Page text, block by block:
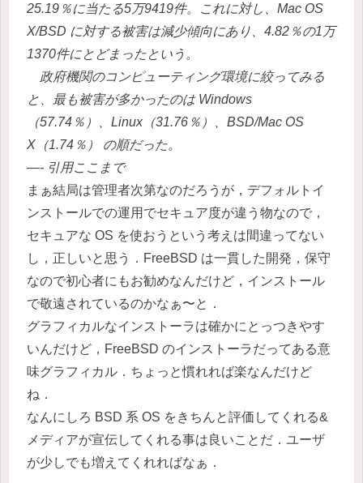
25.19％に当たる5万9419件。これに対し、Mac OS
X/BSD に対する被害は減少傾向にあり、4.82％の1万
1370件にとどまったという。
政府機関のコンピューティング環境に絞ってみる
と、最も被害が多かったのは Windows
（57.74％）、Linux（31.76％）、BSD/Mac OS
X（1.74％） の順だった。
—- 引用ここまで
まぁ結局は管理者次第なのだろうが，デフォルトイ
ンストールでの運用でセキュア度が違う物なので，
セキュアな OS を使おうという考えは間違ってない
し，正しいと思う．FreeBSD は一貫した開発，保守
なので初心者にもお勧めなんだけど，インストール
で敬遠されているのかなぁ〜と．
グラフィカルなインストーラは確かにとっつきやす
いんだけど，FreeBSD のインストーラだってある意
味グラフィカル．ちょっと慣れれば楽なんだけど
ね．
なんにしろ BSD 系 OS をきちんと評価してくれる&
メディアが宣伝してくれる事は良いことだ．ユーザ
が少しでも増えてくれればなぁ．